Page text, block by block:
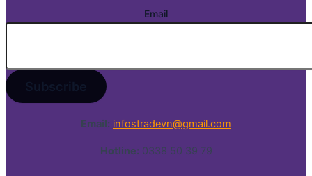
Email
Email: infostradevn@gmail.com
Hotline: 0338 50 39 79